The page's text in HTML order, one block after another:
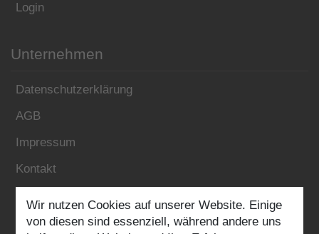
Login
Unternehmen
Datenschutzerklärung
AGB
Impressum
Kontakt
Folgen Sie uns:
Wir nutzen Cookies auf unserer Website. Einige
von diesen sind essenziell, während andere uns